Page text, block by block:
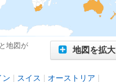
地図が
地図を拡大
ン | スイス | オーストリア |